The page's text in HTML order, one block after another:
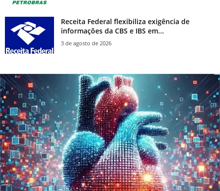
Receita Federal flexibiliza exigência de
informações da CBS e IBS em...
3 de agosto de 2026